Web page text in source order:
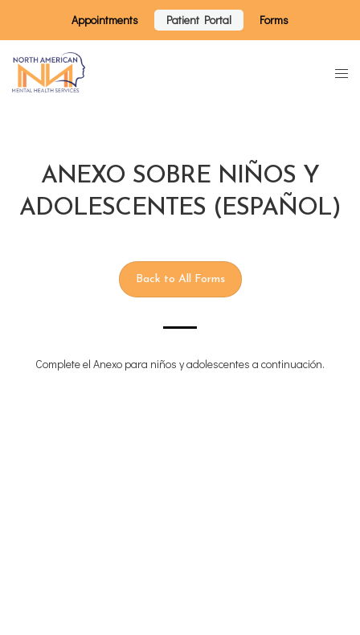
Appointments Patient Portal Forms
ANEXO SOBRE NIÑOS Y
ADOLESCENTES (ESPAÑOL)
Back to All Forms
Complete el Anexo para niños y adolescentes a continuación.